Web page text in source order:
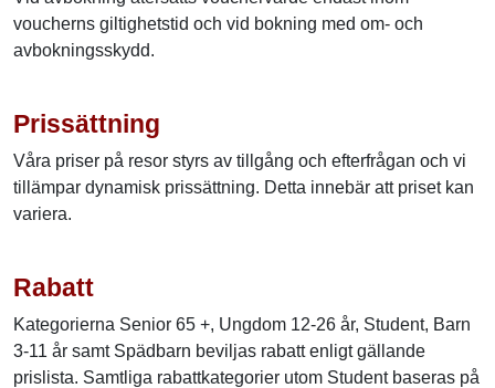
voucherns giltighetstid och vid bokning med om- och
avbokningsskydd.
Prissättning
Våra priser på resor styrs av tillgång och efterfrågan och vi
tillämpar dynamisk prissättning. Detta innebär att priset kan
variera.
Rabatt
Kategorierna Senior 65 +, Ungdom 12-26 år, Student, Barn
3-11 år samt Spädbarn beviljas rabatt enligt gällande
prislista. Samtliga rabattkategorier utom Student baseras på